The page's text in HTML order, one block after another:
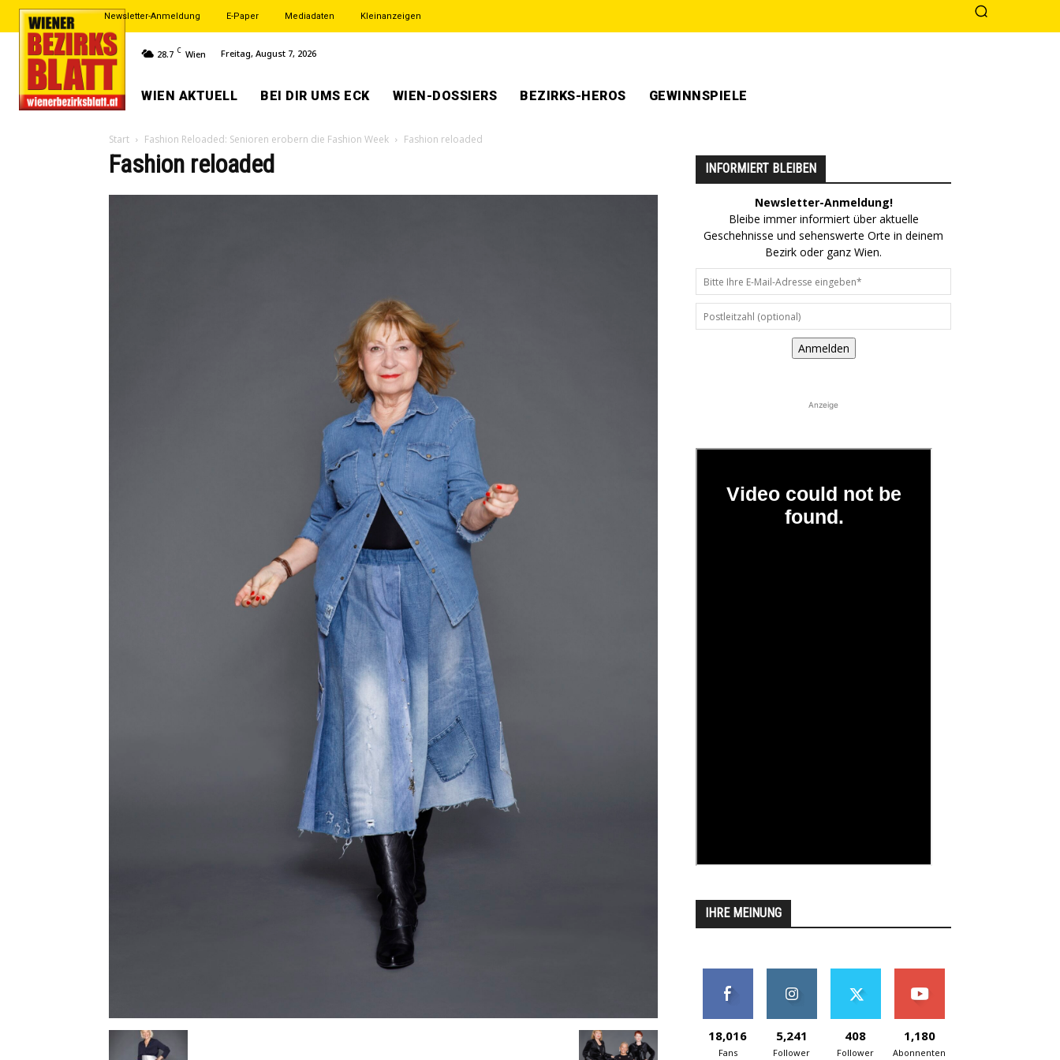
Newsletter-Anmeldung E-Paper Mediadaten Kleinanzeigen
28.7 C Wien Freitag, August 7, 2026
WIEN AKTUELL BEI DIR UMS ECK WIEN-DOSSIERS BEZIRKS-HEROS GEWINNSPIELE
Start Fashion Reloaded: Senioren erobern die Fashion Week Fashion reloaded
Fashion reloaded INFORMIERT BLEIBEN
Newsletter-Anmeldung!
Bleibe immer informiert über aktuelle
Geschehnisse und sehenswerte Orte in deinem
Bezirk oder ganz Wien.
Anmelden
Anzeige
IHRE MEINUNG
18,016
Fans
5,241
Follower
408
Follower
1,180
Abonnenten